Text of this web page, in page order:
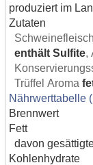
produziert im
Zutaten
enthält Sulfite
Trüffel Aroma
Nährwerttabelle
Brennwert
Fett
davon
Kohlenhydrate